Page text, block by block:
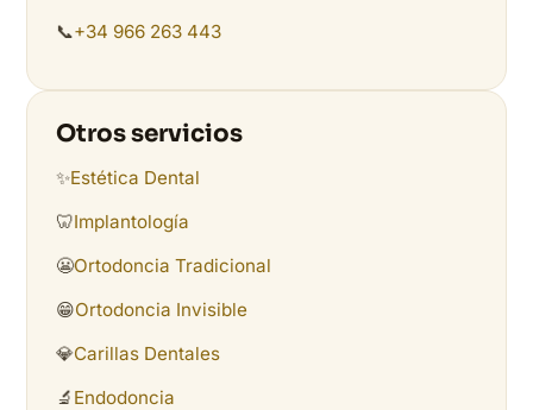
📞+34 966 263 443
Otros servicios
✨Estética Dental
🦷Implantología
😬Ortodoncia Tradicional
😁Ortodoncia Invisible
💎Carillas Dentales
🔬 Endodoncia